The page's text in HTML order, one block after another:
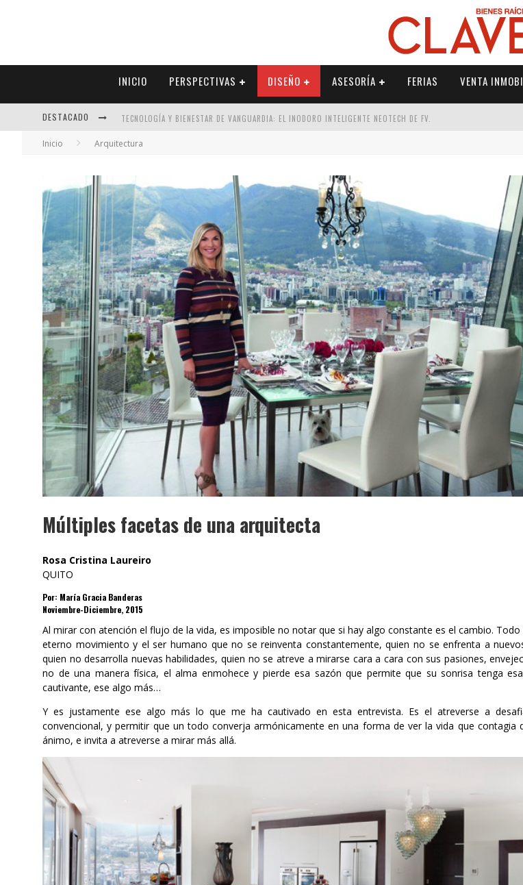
INICIO PERSPECTIVAS DISEÑO ASESORÍA FERIAS VENTA
DESTACADO TECNOLOGÍA Y BIENESTAR DE VANGUARDIA: EL INODORO INTELIGENTE NEOTECH DE FV.
SECTOR INMOBILIARIO – RECUPERACIÓN A PASO FIRME
EL DESPERTAR DE LA CALIDEZ: ACABADOS DORADOS DE FV PARA ELEVAR TU ESPACIO
Inicio Arquitectura
Múltiples facetas de una arquitecta
Rosa Cristina Laureiro
QUITO
Por: María Gracia Banderas
Noviembre-Diciembre, 2015
Al mirar con atención el flujo de la vida, es imposible no notar que si hay algo constante es el cambio. Todo
eterno movimiento y el ser humano que no se reinventa constantemente, quien no se enfrenta a
quien no desarrolla nuevas habilidades, quien no se atreve a mirarse cara a cara con sus pasiones,
no de una manera física, el alma enmohece y pierde esa sazón que permite que su sonrisa tenga
cautivante, ese algo más…
Y es justamente ese algo más lo que me ha cautivado en esta entrevista. Es el atreverse a
convencional, y permitir que un todo converja armónicamente en una forma de ver la vida que contagia
ánimo, e invita a atreverse a mirar más allá.
SAINT-GOBAIN IMPTEK – XI CONVENCIÓN
INTERNACIONAL
EL
DORADOS DE